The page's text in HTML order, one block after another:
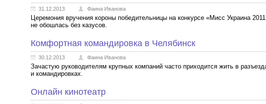
31.12.2013 Фаина Иванова
Церемония вручения короны победительницы на конкурсе «Мисс Украина
не обошлась без казусов.
Комфортная командировка в Челябинск
30.12.2013 Фаина Иванова
Зачастую руководителям крупных компаний часто приходится жить в
и командировках.
Онлайн кинотеатр